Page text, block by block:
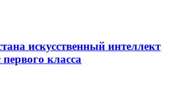
искусственный интеллект
класса